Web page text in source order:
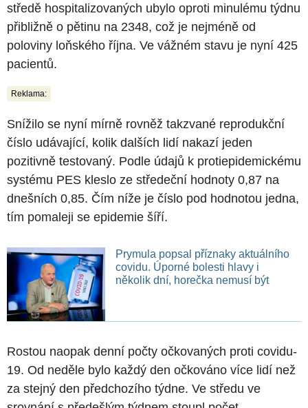
středě hospitalizovaných ubylo oproti minulému týdnu
přibližně o pětinu na 2348, což je nejméně od
poloviny loňského října. Ve vážném stavu je nyní 425
pacientů.
Reklama:
Snížilo se nyní mírně rovněž takzvané reprodukční
číslo udávající, kolik dalších lidí nakazí jeden
pozitivně testovaný. Podle údajů k protiepidemickému
systému PES kleslo ze středeční hodnoty 0,87 na
dnešních 0,85. Čím níže je číslo pod hodnotou jedna,
tím pomaleji se epidemie šíří.
Prymula popsal příznaky aktuálního
covidu. Úporné bolesti hlavy i
několik dní, horečka nemusí být
Rostou naopak denní počty očkovaných proti covidu-
19. Od neděle bylo každý den očkováno více lidí než
za stejný den předchozího týdne. Ve středu ve